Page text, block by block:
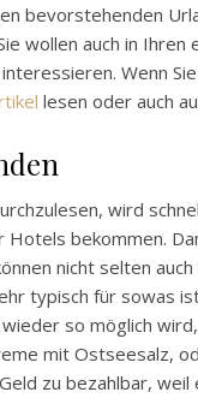
bevorstehenden
wollen auch in
interessieren. Wenn
lesen oder auch
wird
Hotels bekommen.
nicht selten
typisch für sowas
so möglich
mit Ostseesalz,
zu bezahlbar,